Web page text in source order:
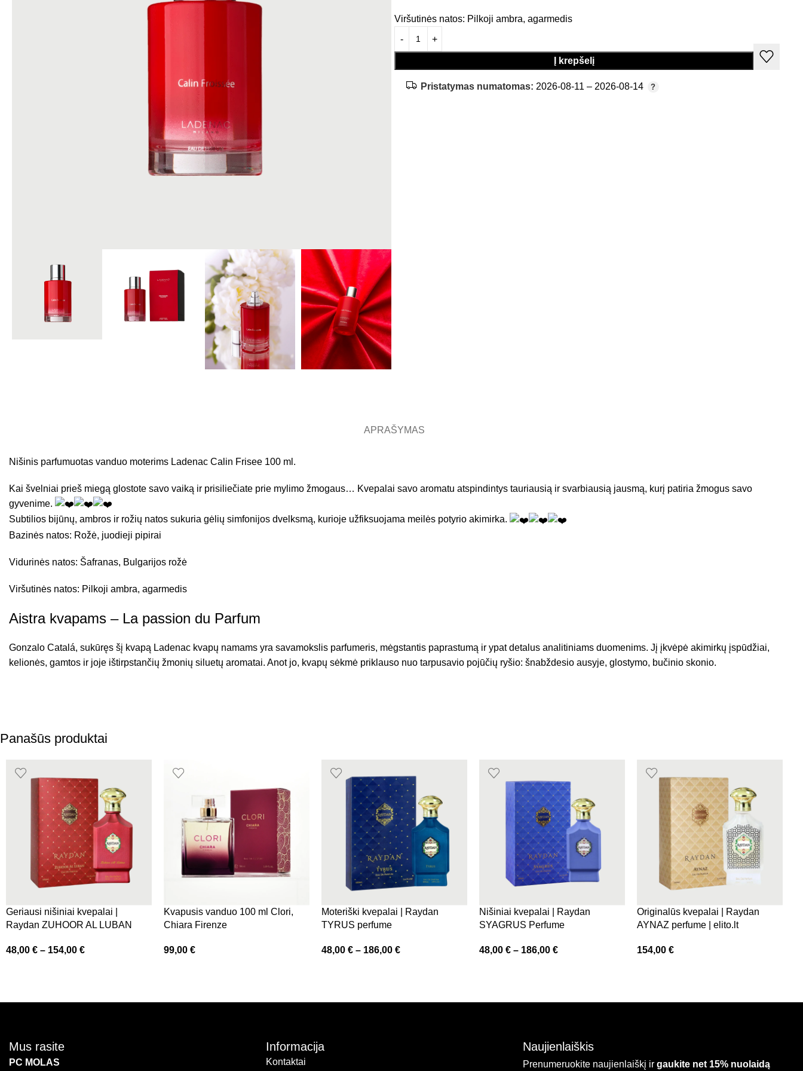
Viršutinės natos: Pilkoji ambra, agarmedis
Į krepšelį
Pristatymas numatomas: 2026-08-11 – 2026-08-14
APRAŠYMAS
Nišinis parfumuotas vanduo moterims Ladenac Calin Frisee 100 ml.
Kai švelniai prieš miegą glostote savo vaiką ir prisiliečiate prie mylimo žmogaus… Kvepalai savo aromatu atspindintys tauriausią ir svarbiausią jausmą, kurį patiria žmogus savo
gyvenime.
Subtilios bijūnų, ambros ir rožių natos sukuria gėlių simfonijos dvelksmą, kurioje užfiksuojama meilės potyrio akimirka.
Bazinės natos: Rožė, juodieji pipirai
Vidurinės natos: Šafranas, Bulgarijos rožė
Viršutinės natos: Pilkoji ambra, agarmedis
Aistra kvapams – La passion du Parfum
Gonzalo Catalá, sukūręs šį kvapą Ladenac kvapų namams yra savamokslis parfumeris, mėgstantis paprastumą ir ypat detalus analitiniams duomenims. Jį įkvėpė akimirkų įspūdžiai,
kelionės, gamtos ir joje ištirpstančių žmonių siluetų aromatai. Anot jo, kvapų sėkmė priklauso nuo tarpusavio pojūčių ryšio: šnabždesio ausyje, glostymo, bučinio skonio.
Panašūs produktai
Geriausi nišiniai kvepalai |
Raydan ZUHOOR AL LUBAN
48,00 € – 154,00 €
Kvapusis vanduo 100 ml Clori,
Chiara Firenze
99,00 €
Moteriški kvepalai | Raydan
TYRUS perfume
48,00 € – 186,00 €
Nišiniai kvepalai | Raydan
SYAGRUS Perfume
48,00 € – 186,00 €
Originalūs kvepalai | Raydan
AYNAZ perfume | elito.lt
154,00 €
Mus rasite
PC MOLAS
Informacija
Kontaktai
Naujienlaiškis
Prenumeruokite naujienlaiškį ir gaukite net 15% nuolaidą